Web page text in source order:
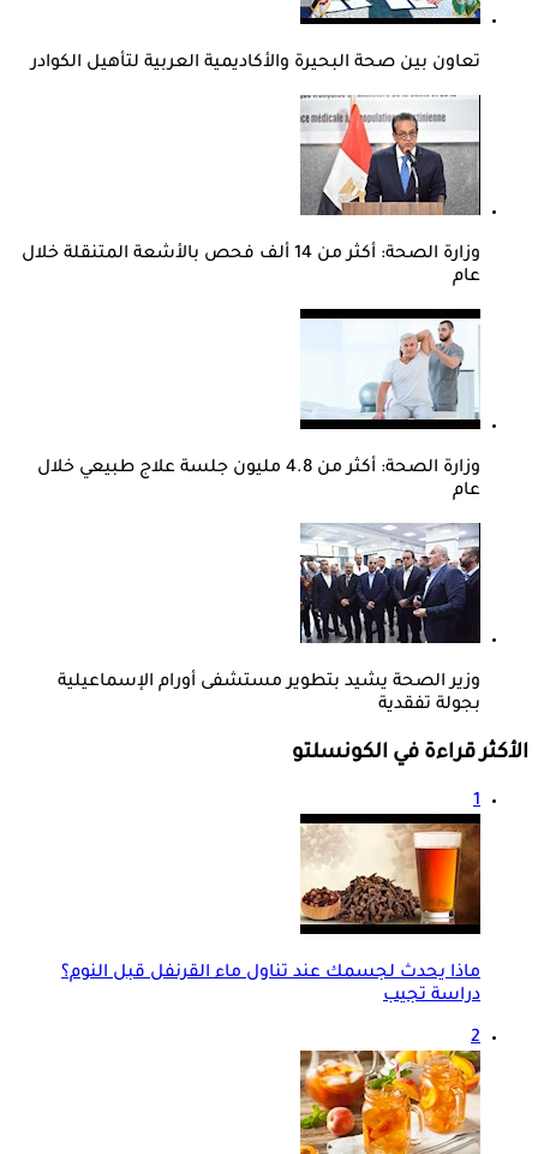
تعاون بين صحة البحيرة والأكاديمية العربية لتأهيل الكوادر
وزارة الصحة: أكثر من 14 ألف فحص بالأشعة المتنقلة خلال
عام
وزارة الصحة: أكثر من 4.8 مليون جلسة علاج طبيعي خلال
عام
وزير الصحة يشيد بتطوير مستشفى أورام الإسماعيلية
بجولة تفقدية
الأكثر قراءة في الكونسلتو
1
ماذا يحدث لجسمك عند تناول ماء القرنفل قبل النوم؟
دراسة تجيب
2